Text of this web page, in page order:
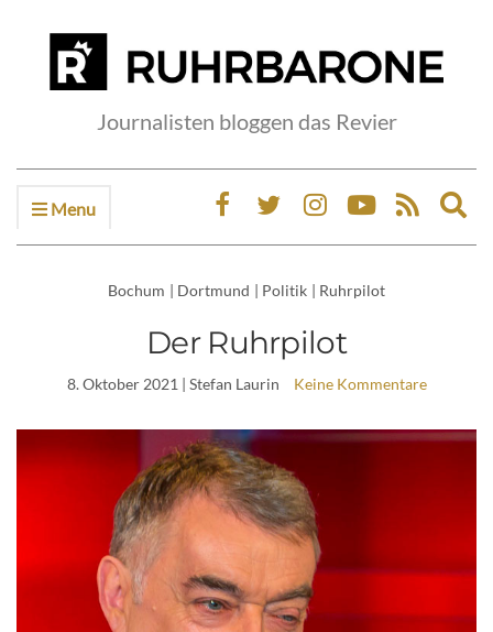
Journalisten bloggen das Revier
Menu
Bochum | Dortmund | Politik | Ruhrpilot
Der Ruhrpilot
8. Oktober 2021 | Stefan Laurin Keine Kommentare